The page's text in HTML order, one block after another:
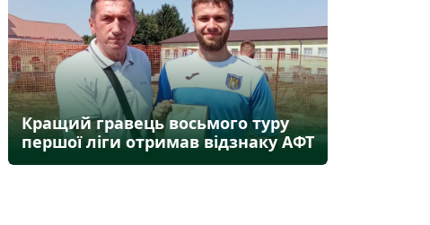
Кращий гравець восьмого туру
першої ліги отримав відзнаку АФТ